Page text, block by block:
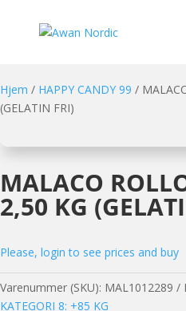
Hjem / HAPPY CANDY 99 /
(GELATIN FRI)
MALACO
2,50 KG
Please, login to see prices and buy
Varenummer (SKU): MAL1012289
KATEGORI 8: +85 KG